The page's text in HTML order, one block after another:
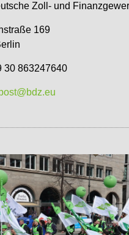
Zoll- und
169
30 863247640